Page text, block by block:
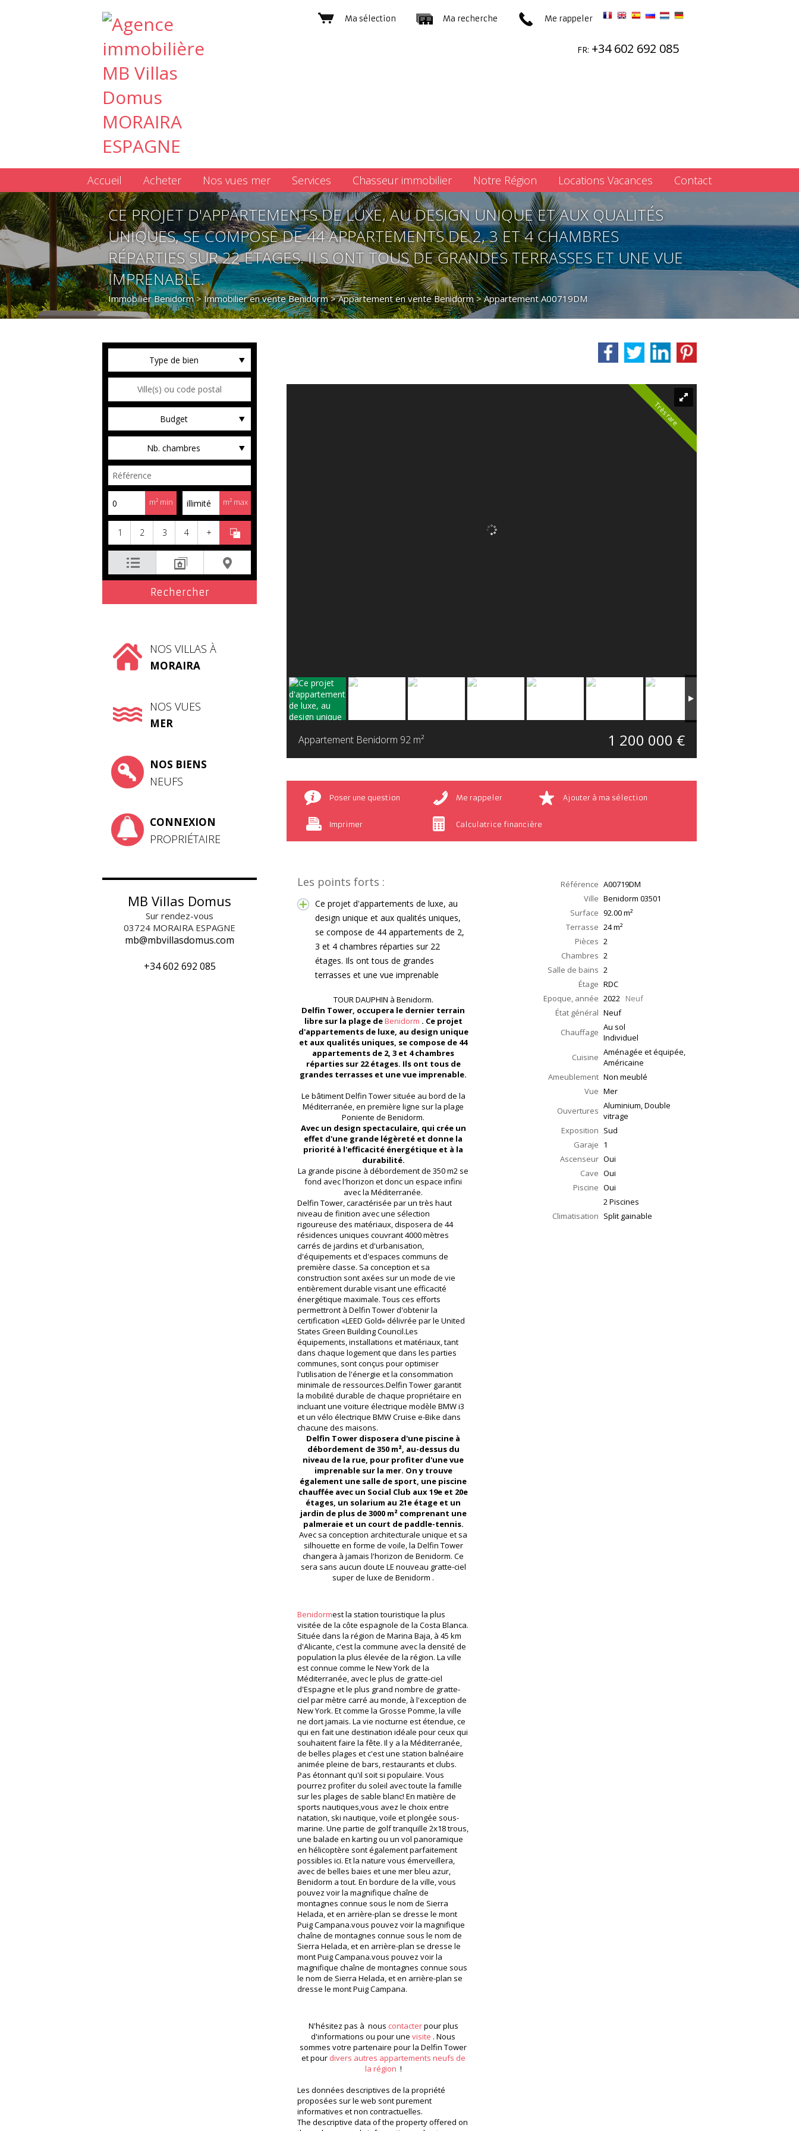
Me rappeler
Ma recherche
Ma sélection
FR: +34 602 692 085
Accueil Acheter Nos vues mer Services Chasseur immobilier Notre Région Locations Vacances Contact
CE PROJET D'APPARTEMENTS DE LUXE, AU DESIGN UNIQUE ET AUX QUALITÉS
UNIQUES, SE COMPOSE DE 44 APPARTEMENTS DE 2, 3 ET 4 CHAMBRES
RÉPARTIES SUR 22 ÉTAGES. ILS ONT TOUS DE GRANDES TERRASSES ET UNE VUE
IMPRENABLE.
Immobilier Benidorm >Immobilier en vente Benidorm >Appartement en vente Benidorm > Appartement A00719DM
Type de bien
Budget
Nb. chambres
m² min m² max
1 2 3 4 +
NOS VILLAS À
MORAIRA
NOS VUES
MER
NOS BIENS
NEUFS
CONNEXION
PROPRIÉTAIRE
MB Villas Domus
Sur rendez-vous
03724 MORAIRA ESPAGNE
mb@mbvillasdomus.com
+34 602 692 085
Très rare
Appartement Benidorm 92 m² 1 200 000 €
Poser une question Me rappeler Ajouter à ma sélection
Imprimer Calculatrice financière
Les points forts :
Ce projet d'appartements de luxe, au
design unique et aux qualités uniques,
se compose de 44 appartements de 2,
3 et 4 chambres réparties sur 22
étages. Ils ont tous de grandes
terrasses et une vue imprenable
TOUR DAUPHIN à Benidorm.
Delfin Tower, occupera le dernier terrain
libre sur la plage deBenidorm . Ce projet
d'appartements de luxe, au design unique
et aux qualités uniques, se compose de 44
appartements de 2, 3 et 4 chambres
réparties sur 22 étages. Ils ont tous de
grandes terrasses et une vue imprenable.
Le bâtiment Delfin Tower située au bord de la
Méditerranée, en première ligne sur la plage
Poniente de Benidorm.
Avec un design spectaculaire, qui crée un
effet d'une grande légèreté et donne la
priorité à l'efficacité énergétique et à la
durabilité.
La grande piscine à débordement de 350 m2 se
fond avec l'horizon et donc un espace infini
avec la Méditerranée.
Delfin Tower, caractérisée par un très haut
niveau de finition avec une sélection
rigoureuse des matériaux, disposera de 44
résidences uniques couvrant 4000 mètres
carrés de jardins et d'urbanisation,
d'équipements et d'espaces communs de
première classe. Sa conception et sa
construction sont axées sur un mode de vie
entièrement durable visant une efficacité
énergétique maximale. Tous ces efforts
permettront à Delfin Tower d'obtenir la
certification «LEED Gold» délivrée par le United
States Green Building Council.Les
équipements, installations et matériaux, tant
dans chaque logement que dans les parties
communes, sont conçus pour optimiser
l'utilisation de l'énergie et la consommation
minimale de ressources.Delfin Tower garantit
la mobilité durable de chaque propriétaire en
incluant une voiture électrique modèle BMW i3
et un vélo électrique BMW Cruise e-Bike dans
chacune des maisons.
Delfin Tower disposera d'une piscine à
débordement de 350 m², au-dessus du
niveau de la rue, pour profiter d'une vue
imprenable sur la mer. On y trouve
également une salle de sport, une piscine
chauffée avec un Social Club aux 19e et 20e
étages, un solarium au 21e étage et un
jardin de plus de 3000 m² comprenant une
palmeraie et un court de paddle-tennis.
Avec sa conception architecturale unique et sa
silhouette en forme de voile, la Delfin Tower
changera à jamais l'horizon de Benidorm. Ce
sera sans aucun doute LE nouveau gratte-ciel
super de luxe de Benidorm .
Benidormest la station touristique la plus
visitée de la côte espagnole de la Costa Blanca.
Située dans la région de Marina Baja, à 45 km
d'Alicante, c'est la commune avec la densité de
population la plus élevée de la région. La ville
est connue comme le New York de la
Méditerranée, avec le plus de gratte-ciel
d'Espagne et le plus grand nombre de gratte-
ciel par mètre carré au monde, à l'exception de
New York. Et comme la Grosse Pomme, la ville
ne dort jamais. La vie nocturne est étendue, ce
qui en fait une destination idéale pour ceux qui
souhaitent faire la fête. Il y a la Méditerranée,
de belles plages et c'est une station balnéaire
animée pleine de bars, restaurants et clubs.
Pas étonnant qu'il soit si populaire. Vous
pourrez profiter du soleil avec toute la famille
sur les plages de sable blanc! En matière de
sports nautiques,vous avez le choix entre
natation, ski nautique, voile et plongée sous-
marine. Une partie de golf tranquille 2x18 trous,
une balade en karting ou un vol panoramique
en hélicoptère sont également parfaitement
possibles ici. Et la nature vous émerveillera,
avec de belles baies et une mer bleu azur,
Benidorm a tout. En bordure de la ville, vous
pouvez voir la magnifique chaîne de
montagnes connue sous le nom de Sierra
Helada, et en arrière-plan se dresse le mont
Puig Campana.vous pouvez voir la magnifique
chaîne de montagnes connue sous le nom de
Sierra Helada, et en arrière-plan se dresse le
mont Puig Campana.vous pouvez voir la
magnifique chaîne de montagnes connue sous
le nom de Sierra Helada, et en arrière-plan se
dresse le mont Puig Campana.
N'hésitez pas à nous contacterpour plus
d'informations ou pour une visite . Nous
sommes votre partenaire pour la Delfin Tower
et pour divers autres appartements neufs de
la région !
Les données descriptives de la propriété
proposées sur le web sont purement
informatives et non contractuelles.
The descriptive data of the property offered on
Référence A00719DM
Ville Benidorm 03501
Surface 92.00m²
Terrasse 24m²
Pièces 2
Chambres 2
Salle de bains 2
Étage RDC
Epoque, année 2022 Neuf
État général Neuf
Chauffage Au sol
Individuel
Cuisine Aménagée et équipée,
Américaine
Ameublement Non meublé
Vue Mer
Ouvertures Aluminium, Double
vitrage
Exposition Sud
Garaje 1
Ascenseur Oui
Cave Oui
Piscine Oui
2 Piscines
Climatisation Split gainable